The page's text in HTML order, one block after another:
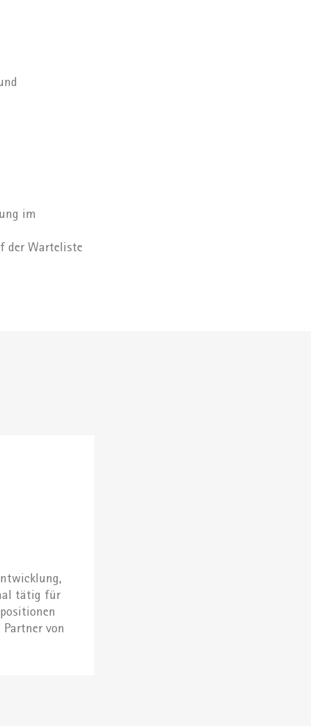
im
der Warteliste
tätig für
von